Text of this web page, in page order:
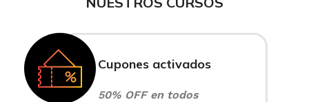
Cupones activados
50% OFF en todos